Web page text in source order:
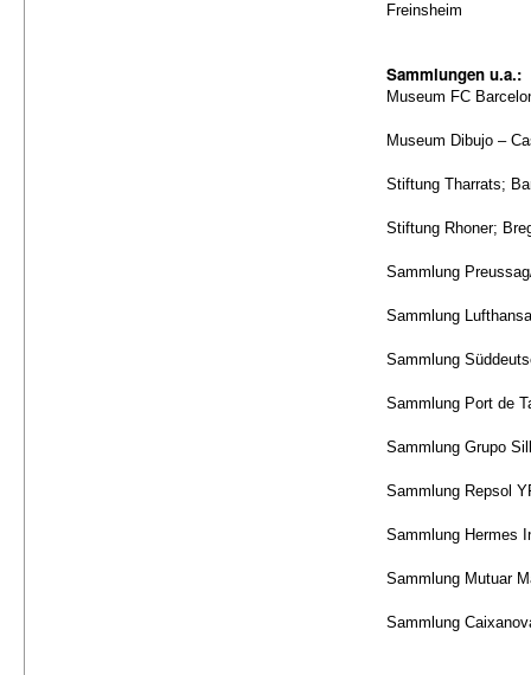
Freinsheim
Sammlungen u.a.:
Museum FC
Museum Dibujo –
Stiftung Tharrats;
Stiftung Rhoner;
Sammlung
Sammlung
Sammlung
Sammlung Port de
Sammlung Grupo
Sammlung Repsol
Sammlung Hermes
Sammlung Mutuar
Sammlung